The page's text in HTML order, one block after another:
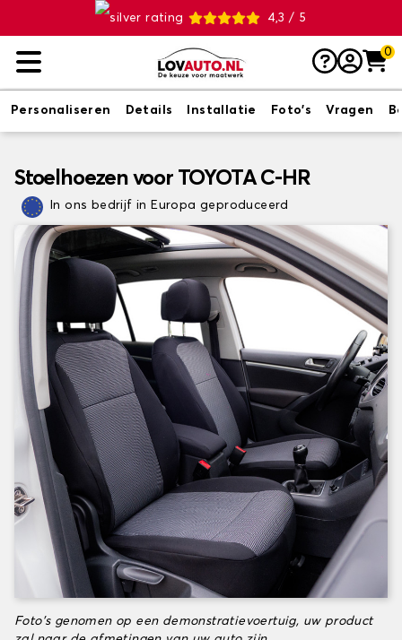
4,3 / 5
0
Personaliseren Details Installatie Foto's Vragen
Stoelhoezen voor TOYOTA C-HR
In ons bedrijf in Europa geproduceerd
Foto's genomen op een demonstratievoertuig, uw product